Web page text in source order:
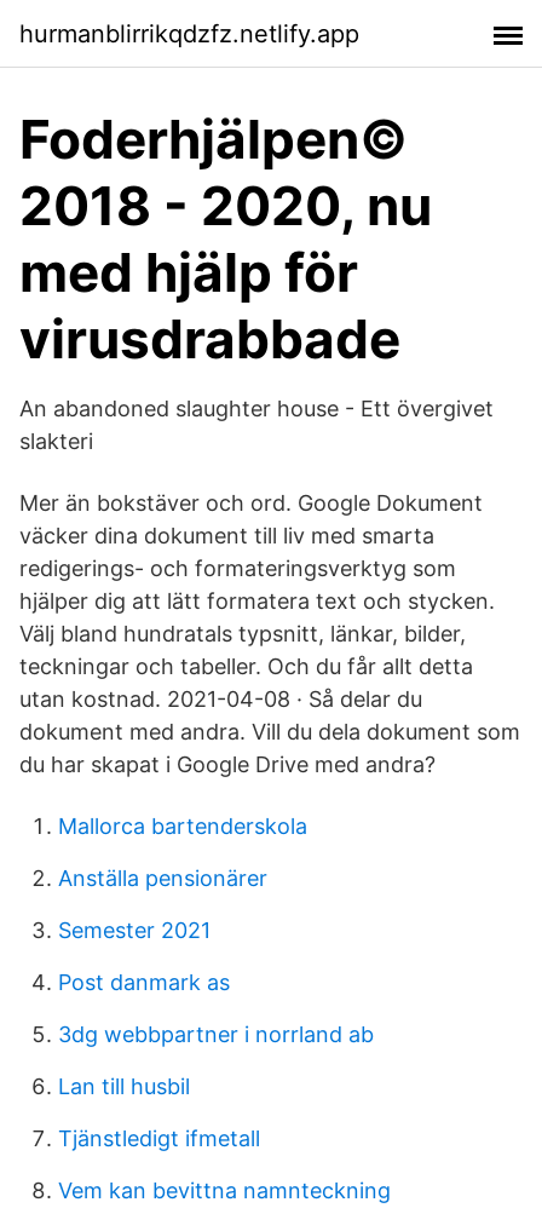
hurmanblirrikqdzfz.netlify.app
Foderhjälpen©
2018 - 2020, nu
med hjälp för
virusdrabbade
An abandoned slaughter house - Ett övergivet
slakteri
Mer än bokstäver och ord. Google Dokument
väcker dina dokument till liv med smarta
redigerings- och formateringsverktyg som
hjälper dig att lätt formatera text och stycken.
Välj bland hundratals typsnitt, länkar, bilder,
teckningar och tabeller. Och du får allt detta
utan kostnad. 2021-04-08 · Så delar du
dokument med andra. Vill du dela dokument som
du har skapat i Google Drive med andra?
Mallorca bartenderskola
Anställa pensionärer
Semester 2021
Post danmark as
3dg webbpartner i norrland ab
Lan till husbil
Tjänstledigt ifmetall
Vem kan bevittna namnteckning